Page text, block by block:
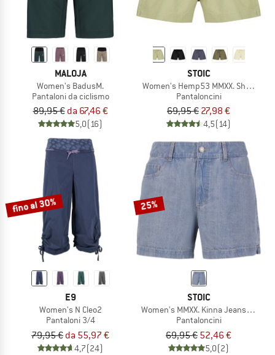
MALOJA
Women's BadusM.
Pantaloni da ciclismo
89,95 € da 67,46 €
5,0(16)
STOIC
Women's Hemp53 MMXX. Shorts
Pantaloncini
69,95 € 27,98 €
4,5(14)
fino al 30%
E9
Women's N Cleo2
Pantaloni 3/4
79,95 € da 55,97 €
4,7(24)
25%
STOIC
Women's MMXX. Kinna Jeans Shorts
Pantaloncini
69,95 € 52,46 €
5,0(2)